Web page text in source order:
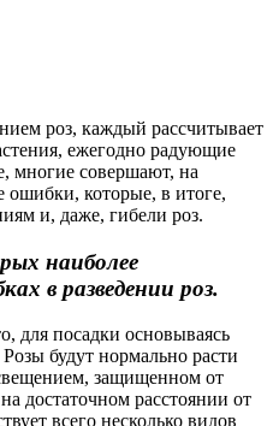
роз, каждый рассчитывает
ежегодно радующие
многие совершают, на
ошибки, которые, в итоге,
и, даже, гибели роз.
наиболее
в разведении роз.
для посадки основываясь
будут нормально расти
защищенном от
достаточном расстоянии от
всего несколько видов